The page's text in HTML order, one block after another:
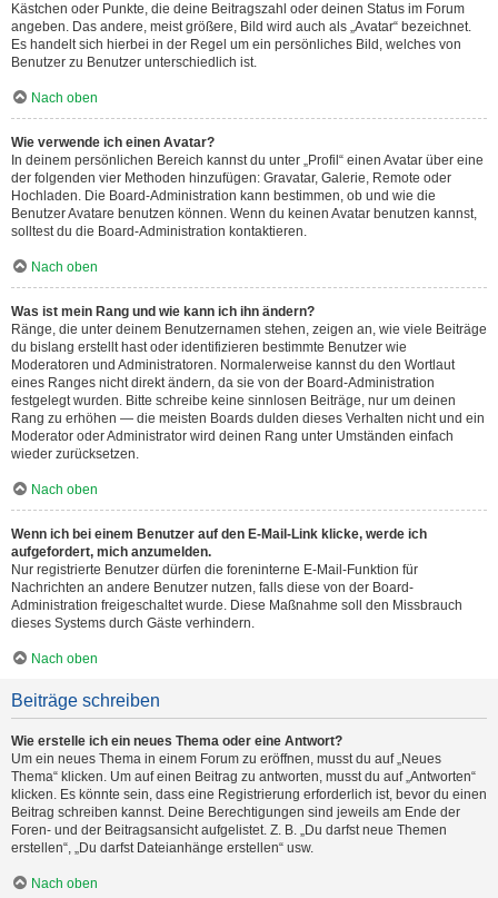
Kästchen oder Punkte, die deine Beitragszahl oder deinen Status im Forum
angeben. Das andere, meist größere, Bild wird auch als „Avatar“ bezeichnet.
Es handelt sich hierbei in der Regel um ein persönliches Bild, welches von
Benutzer zu Benutzer unterschiedlich ist.
Nach oben
Wie verwende ich einen Avatar?
In deinem persönlichen Bereich kannst du unter „Profil“ einen Avatar über eine
der folgenden vier Methoden hinzufügen: Gravatar, Galerie, Remote oder
Hochladen. Die Board-Administration kann bestimmen, ob und wie die
Benutzer Avatare benutzen können. Wenn du keinen Avatar benutzen kannst,
solltest du die Board-Administration kontaktieren.
Nach oben
Was ist mein Rang und wie kann ich ihn ändern?
Ränge, die unter deinem Benutzernamen stehen, zeigen an, wie viele Beiträge
du bislang erstellt hast oder identifizieren bestimmte Benutzer wie
Moderatoren und Administratoren. Normalerweise kannst du den Wortlaut
eines Ranges nicht direkt ändern, da sie von der Board-Administration
festgelegt wurden. Bitte schreibe keine sinnlosen Beiträge, nur um deinen
Rang zu erhöhen — die meisten Boards dulden dieses Verhalten nicht und ein
Moderator oder Administrator wird deinen Rang unter Umständen einfach
wieder zurücksetzen.
Nach oben
Wenn ich bei einem Benutzer auf den E-Mail-Link klicke, werde ich
aufgefordert, mich anzumelden.
Nur registrierte Benutzer dürfen die foreninterne E-Mail-Funktion für
Nachrichten an andere Benutzer nutzen, falls diese von der Board-
Administration freigeschaltet wurde. Diese Maßnahme soll den Missbrauch
dieses Systems durch Gäste verhindern.
Nach oben
Beiträge schreiben
Wie erstelle ich ein neues Thema oder eine Antwort?
Um ein neues Thema in einem Forum zu eröffnen, musst du auf „Neues
Thema“ klicken. Um auf einen Beitrag zu antworten, musst du auf „Antworten“
klicken. Es könnte sein, dass eine Registrierung erforderlich ist, bevor du einen
Beitrag schreiben kannst. Deine Berechtigungen sind jeweils am Ende der
Foren- und der Beitragsansicht aufgelistet. Z. B. „Du darfst neue Themen
erstellen“, „Du darfst Dateianhänge erstellen“ usw.
Nach oben